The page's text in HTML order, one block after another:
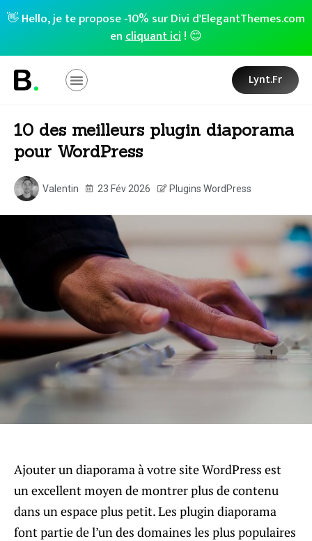
👋 Hello, je te propose -10% sur Divi d'ElegantThemes.com
encliquant ici! 😊
Lynt.fr
10 des meilleurs plugin diaporama
pour WordPress
Valentin 23 Fév 2026 Plugins WordPress
Ajouter un diaporama à votre site WordPress est
un excellent moyen de montrer plus de contenu
dans un espace plus petit. Les plugin diaporama
font partie de l’un des domaines les plus populaires